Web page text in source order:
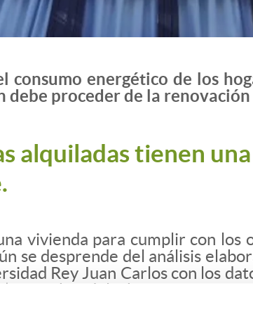
consumo energético de los
debe proceder de la
alquiladas tienen
vivienda para cumplir con los
se desprende del análisis
Rey Juan Carlos con los
miembro del Observatorio.
el consumo energético del